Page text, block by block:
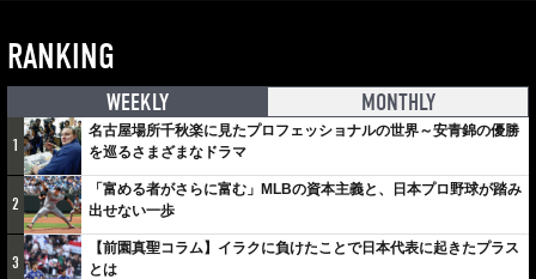
RANKING
WEEKLY MONTHLY
1
名古屋場所千秋楽に見たプロフェッショナルの世界～安青錦の優勝
を巡るさまざまなドラマ
2
「富める者がさらに富む」MLBの資本主義と、日本プロ野球が踏み
出せない一歩
3
【前園真聖コラム】イラクに負けたことで日本代表に起きたプラス
とは